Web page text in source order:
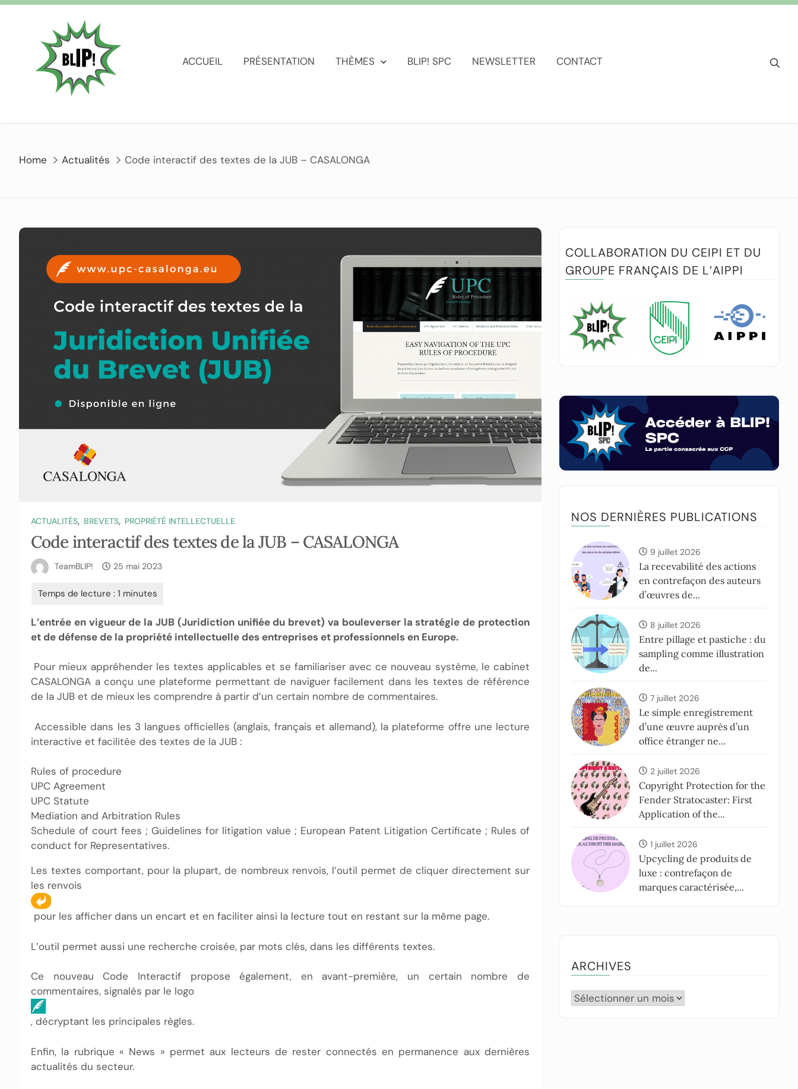
ACCUEIL PRÉSENTATION THÈMES BLIP! SPC NEWSLETTER CONTACT
Home Actualités Code interactif des textes de la JUB – CASALONGA
ACTUALITÉS, BREVETS, PROPRIÉTÉ INTELLECTUELLE
Code interactif des textes de la JUB – CASALONGA
TeamBLIP! 25 mai 2023
L’entrée en vigueur de la JUB (Juridiction unifiée du brevet) va bouleverser la stratégie de protection
et de défense de la propriété intellectuelle des entreprises et professionnels en Europe.
Pour mieux appréhender les textes applicables et se familiariser avec ce nouveau système, le cabinet
CASALONGA a conçu une plateforme permettant de naviguer facilement dans les textes de référence
de la JUB et de mieux les comprendre à partir d’un certain nombre de commentaires.
Accessible dans les 3 langues officielles (anglais, français et allemand), la plateforme offre une lecture
interactive et facilitée des textes de la JUB :
Rules of procedure
UPC Agreement
UPC Statute
Mediation and Arbitration Rules
Schedule of court fees ; Guidelines for litigation value ; European Patent Litigation Certificate ; Rules of
conduct for Representatives.
Les textes comportant, pour la plupart, de nombreux renvois, l’outil permet de cliquer directement sur
les renvois
pour les afficher dans un encart et en faciliter ainsi la lecture tout en restant sur la même page.
L’outil permet aussi une recherche croisée, par mots clés, dans les différents textes.
Ce nouveau Code Interactif propose également, en avant-première, un certain nombre de
commentaires, signalés par le logo
, décryptant les principales règles.
Enfin, la rubrique « News » permet aux lecteurs de rester connectés en permanence aux dernières
actualités du secteur.
COLLABORATION DU CEIPI ET DU
GROUPE FRANÇAIS DE L’AIPPI
NOS DERNIÈRES PUBLICATIONS
9 juillet 2026
La recevabilité des actions
en contrefaçon des auteurs
d’œuvres de...
8 juillet 2026
Entre pillage et pastiche : du
sampling comme illustration
de...
7 juillet 2026
Le simple enregistrement
d’une œuvre auprès d’un
office étranger ne...
2 juillet 2026
Copyright Protection for the
Fender Stratocaster: First
Application of the...
1 juillet 2026
Upcycling de produits de
luxe : contrefaçon de
marques caractérisée,...
ARCHIVES